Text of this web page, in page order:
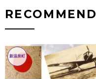
RECOMMEND
新温泉町